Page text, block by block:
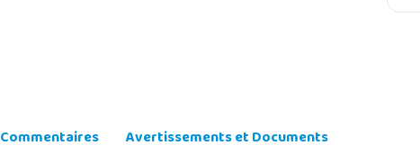
Commentaires Avertissements et Documents